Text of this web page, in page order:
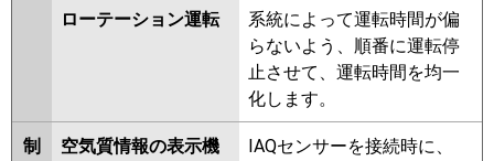
ローテーション運転
系統によって運転時間が偏
らないよう、順番に運転停
止させて、運転時間を均一
化します。
制
空気質情報の表示機
IAQセンサーを接続時に、